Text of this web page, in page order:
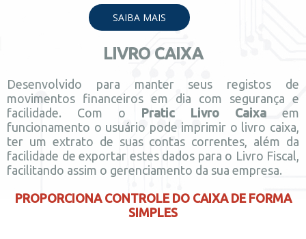
SAIBA MAIS
LIVRO CAIXA
Desenvolvido para manter seus registos de
movimentos financeiros em dia com segurança e
facilidade. Com o Pratic Livro Caixa em
funcionamento o usuário pode imprimir o livro caixa,
ter um extrato de suas contas correntes, além da
facilidade de exportar estes dados para o Livro Fiscal,
facilitando assim o gerenciamento da sua empresa.
PROPORCIONA CONTROLE DO CAIXA DE FORMA
SIMPLES